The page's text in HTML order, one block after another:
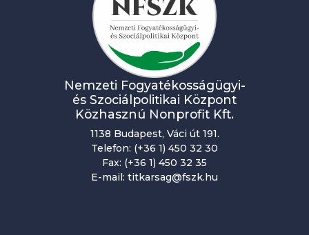
Nemzeti Fogyatékosságügyi-
és Szociálpolitikai Központ
Közhasznú Nonprofit Kft.
1138 Budapest, Váci út 191.
Telefon: (+36 1) 450 32 30
Fax: (+36 1) 450 32 35
E-mail: titkarsag@fszk.hu